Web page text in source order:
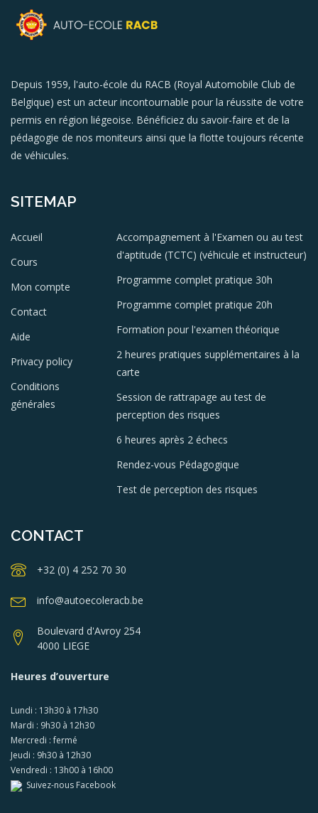
Depuis 1959, l'auto-école du RACB (Royal Automobile Club de
Belgique) est un acteur incontournable pour la réussite de votre
permis en région liégeoise. Bénéficiez du savoir-faire et de la
pédagogie de nos moniteurs ainsi que la flotte toujours récente
de véhicules.
SITEMAP
Accueil
Cours
Mon compte
Contact
Aide
Privacy policy
Conditions
générales
Accompagnement à l'Examen ou au test
d'aptitude (TCTC) (véhicule et instructeur)
Programme complet pratique 30h
Programme complet pratique 20h
Formation pour l'examen théorique
2 heures pratiques supplémentaires à la
carte
Session de rattrapage au test de
perception des risques
6 heures après 2 échecs
Rendez-vous Pédagogique
Test de perception des risques
CONTACT
+32 (0) 4 252 70 30
info@autoecoleracb.be
Boulevard d'Avroy 254
4000 LIEGE
Heures d’ouverture
Lundi : 13h30 à 17h30
Mardi : 9h30 à 12h30
Mercredi : fermé
Jeudi : 9h30 à 12h30
Vendredi : 13h00 à 16h00
Suivez-nous Facebook